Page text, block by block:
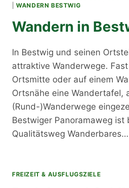
|WANDERN BESTWIG
Wandern in
In Bestwig und seinen
attraktive Wanderwege.
Ortsmitte oder auf einem
Ortsnähe eine Wandertafel,
(Rund-)Wanderwege
Bestwiger Panoramaweg ist
Qualitätsweg Wanderbares…
FREIZEIT & AUSFLUGSZIELE